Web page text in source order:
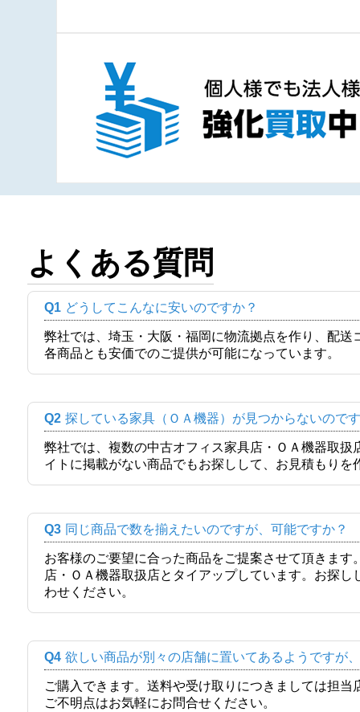
よくある質問
Q1 どうしてこんなに安いのですか？
弊社では、埼玉・大阪・福岡に物流拠点を作り、配
各商品とも安価でのご提供が可能になっています。
Q2 探している家具（ＯＡ機器）が見つからないので
弊社では、複数の中古オフィス家具店・ＯＡ機器取
イトに掲載がない商品でもお探しして、お見積もりを
Q3 同じ商品で数を揃えたいのですが、可能ですか？
お客様のご要望に合った商品をご提案させて頂きま
店・ＯＡ機器取扱店とタイアップしています。お探
わせください。
Q4 欲しい商品が別々の店舗に置いてあるようですが
ご購入できます。送料や受け取りにつきましては担
ご不明点はお気軽にお問合せください。